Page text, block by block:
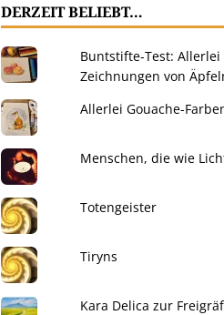
DERZEIT BELIEBT…
Buntstifte-Test: Allerlei
Zeichnungen von
Allerlei Gouache-
Menschen, die wie
Totengeister
Tiryns
Kara Delica zur